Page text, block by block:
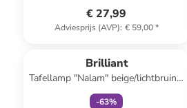
€ 27,99
Adviesprijs (AVP): € 59,00*
Brilliant
Tafellamp "Nalam" beige/lichtbruin -
(H)20 x Ø 20 cm
-63%